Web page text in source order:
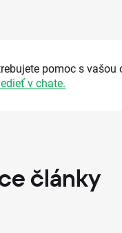
pomoc s vašou
v chate.
články